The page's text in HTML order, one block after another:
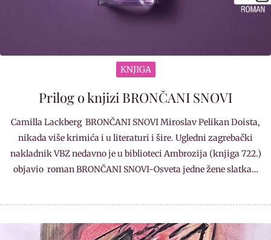
KNJIGA
Prilog o knjizi BRONČANI SNOVI
Camilla Lackberg BRONČANI SNOVI Miroslav Pelikan Doista,
nikada više krimića i u literaturi i šire. Ugledni zagrebački
nakladnik VBZ nedavno je u biblioteci Ambrozija (knjiga 722.)
objavio roman BRONČANI SNOVI-Osveta jedne žene slatka…